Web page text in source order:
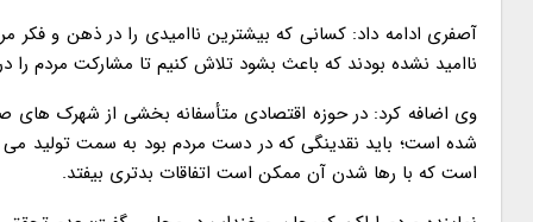
آصفری ادامه داد: کسانی که بیشترین ناامیدی را در ذهن و فکر
ناامید نشده بودند که باعث بشود تلاش کنیم تا مشارکت مردم را
وی اضافه کرد: در حوزه اقتصادی متأسفانه بخشی از شهرک های
شده است؛ باید نقدینگی که در دست مردم بود به سمت تولید می
است که با رها شدن آن ممکن است اتفاقات بدتری بیفتد.